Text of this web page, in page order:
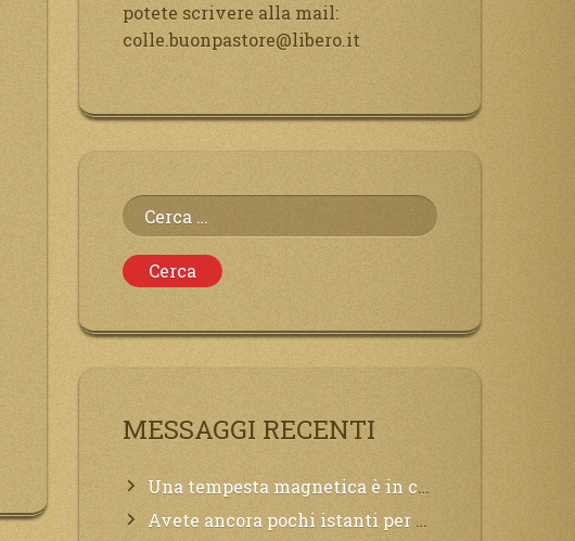
potete scrivere alla mail:
colle.buonpastore@libero.it
Ricerca
per:
MESSAGGI RECENTI
Una tempesta magnetica è in corso, questa generazione patirà. Il black out non tarderà ad arrivare e tutta la Terra sarà oscurata.
Avete ancora pochi istanti per convertirvi, non perdete tempo, la sciagura arriverà all’improvviso e per chi non si sarà preparato saranno dolori.